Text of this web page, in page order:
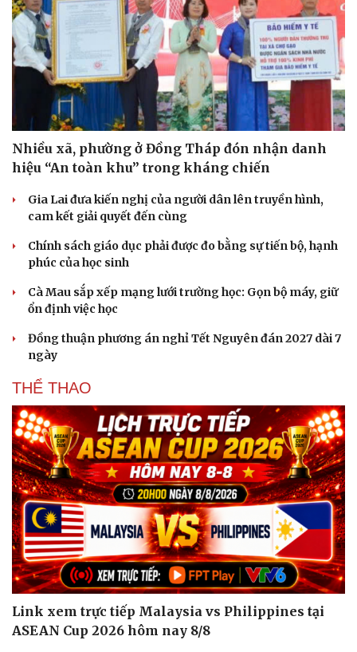
Du lịch
Tư vấn
Săn Tour
check-in
Câu chuyện thời sự
Đọc truyện đêm khuya
Cửa sổ tình yêu
Kể chuyện cho bé
Hạt giống tâm hồn
Nhiều xã, phường ở Đồng Tháp đón nhận danh
hiệu “An toàn khu” trong kháng chiến
Gia Lai đưa kiến nghị của người dân lên truyền hình,
cam kết giải quyết đến cùng
Chính sách giáo dục phải được đo bằng sự tiến bộ, hạnh
phúc của học sinh
Cà Mau sắp xếp mạng lưới trường học: Gọn bộ máy, giữ
ổn định việc học
Đồng thuận phương án nghỉ Tết Nguyên đán 2027 dài 7
ngày
THỂ THAO
Link xem trực tiếp Malaysia vs Philippines tại
ASEAN Cup 2026 hôm nay 8/8